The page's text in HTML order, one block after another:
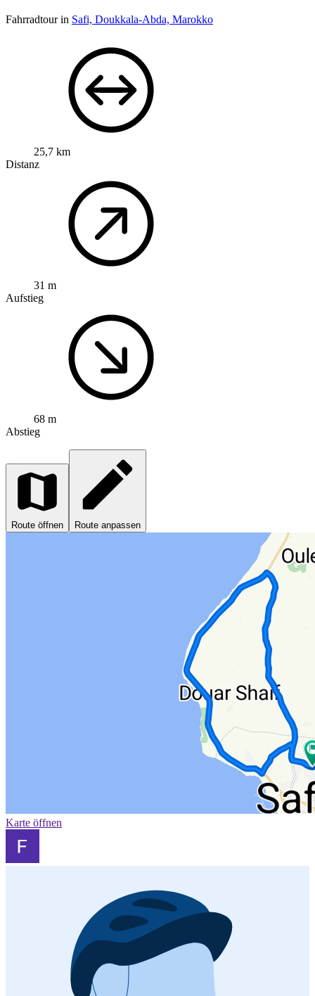
Fahrradtour in Safi, Doukkala-Abda, Marokko
25,7 km
Distanz
31 m
Aufstieg
68 m
Abstieg
Route öffnen Route anpassen
Karte öffnen